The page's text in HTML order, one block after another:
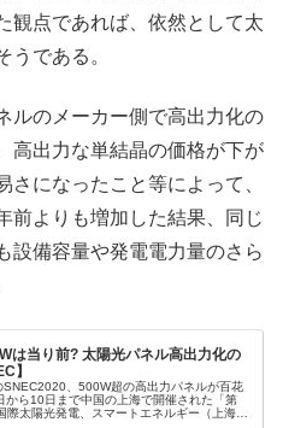
観点であれば、依然として太
うである。
ルのメーカー側で高出力化の
高出力な単結晶の価格が下が
さになったこと等によって、
前よりも増加した結果、同じ
設備容量や発電電力量のさら
は当り前? 太陽光パネル高出力化の
】
SNEC2020、500W超の高出力パネルが百花
から10日まで中国の上海で開催された「第
際太陽光発電、スマートエネルギー（上海）